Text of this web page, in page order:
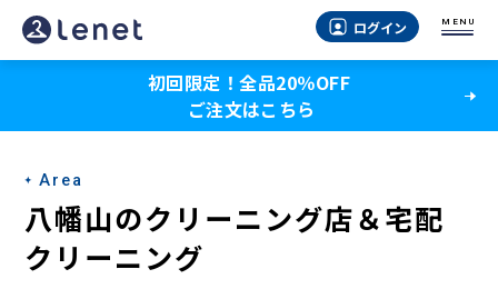
八
幡
の
ク
リ
ー
ログイン MENU
初回限定！全品20％OFF
ご注文はこちら
Area
八幡山のクリーニング店＆宅配
クリーニング